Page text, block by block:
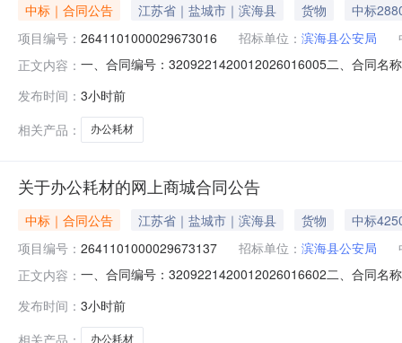
中标｜合同公告 江苏省｜盐城市｜滨海县 货物
中标
项目编号： 2641101000029673016 招标单位： 滨海县公安局
正文内容： 一、合同编号：3209221420012026016005二、合同名
区白米镇跃进路1号联系方式：15371555597六、合同
发布时间： 3小时前
相关产品：
办公耗材
关于办公耗材的网上商城合同公告
中标｜合同公告 江苏省｜盐城市｜滨海县 货物
中标
项目编号： 2641101000029673137 招标单位： 滨海县公安局
正文内容： 一、合同编号：3209221420012026016602二、合同名
区白米镇跃进路1号联系方式：15371555597六、合同
发布时间： 3小时前
相关产品：
办公耗材